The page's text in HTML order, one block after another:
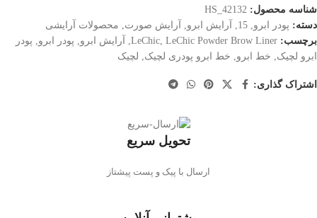
شناسه محصول: HS_42132
دسته: پودر ابرو 15 آرایش ابرو آرایش صورت
محصولات آرایشی
برچسب:
LeChic LeChic Powder Brow Liner آرایش ابرو پودر ابرو
پودر
ابرو لچیک
خط ابرو خط ابرو پودری لچیک لچیک
اشتراک گذاری:
تحویل سریع
ارسال با پیک و پست پیشتاز